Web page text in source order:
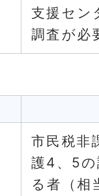
支援セン
調査が必
市民税非
護4、5
る者（相